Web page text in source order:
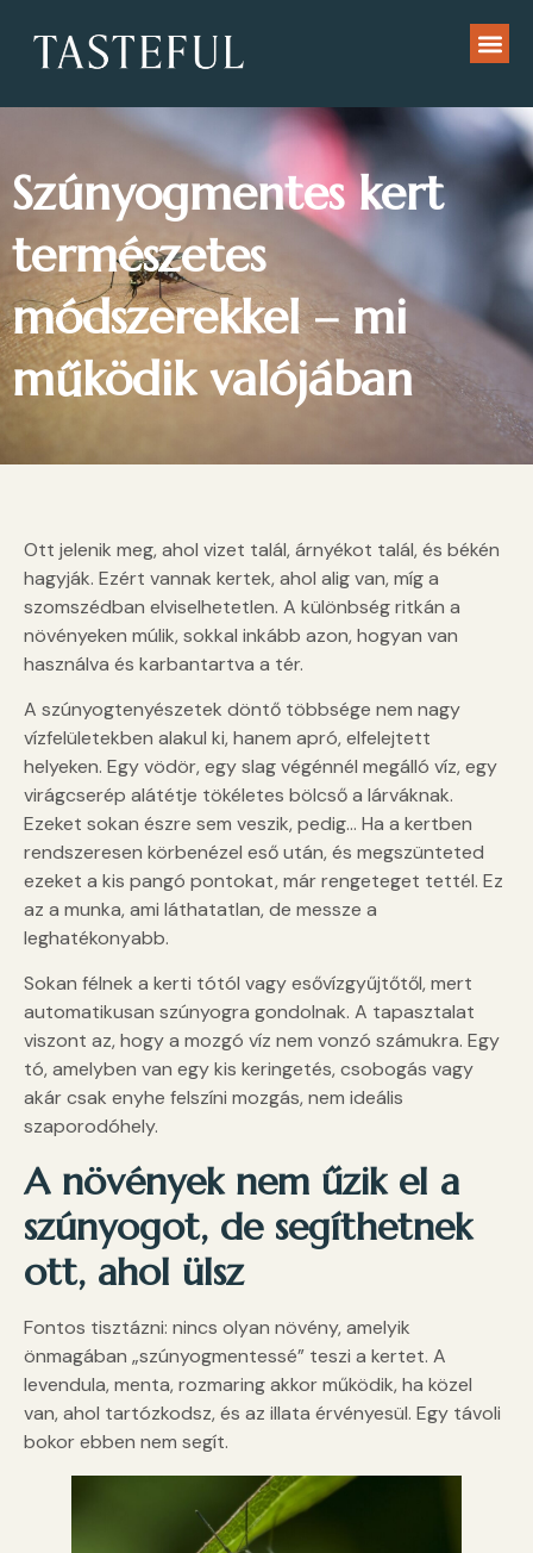
Szúnyogmentes kert
természetes
módszerekkel – mi
működik valójában
Ott jelenik meg, ahol vizet talál, árnyékot talál, és békén
hagyják. Ezért vannak kertek, ahol alig van, míg a
szomszédban elviselhetetlen. A különbség ritkán a
növényeken múlik, sokkal inkább azon, hogyan van
használva és karbantartva a tér.
A szúnyogtenyészetek döntő többsége nem nagy
vízfelületekben alakul ki, hanem apró, elfelejtett
helyeken. Egy vödör, egy slag végénnél megálló víz, egy
virágcserép alátétje tökéletes bölcső a lárváknak.
Ezeket sokan észre sem veszik, pedig… Ha a kertben
rendszeresen körbenézel eső után, és megszünteted
ezeket a kis pangó pontokat, már rengeteget tettél. Ez
az a munka, ami láthatatlan, de messze a
leghatékonyabb.
Sokan félnek a kerti tótól vagy esővízgyűjtőtől, mert
automatikusan szúnyogra gondolnak. A tapasztalat
viszont az, hogy a mozgó víz nem vonzó számukra. Egy
tó, amelyben van egy kis keringetés, csobogás vagy
akár csak enyhe felszíni mozgás, nem ideális
szaporodóhely.
A növények nem űzik el a
szúnyogot, de segíthetnek
ott, ahol ülsz
Fontos tisztázni: nincs olyan növény, amelyik
önmagában „szúnyogmentessé” teszi a kertet. A
levendula, menta, rozmaring akkor működik, ha közel
van, ahol tartózkodsz, és az illata érvényesül. Egy távoli
bokor ebben nem segít.